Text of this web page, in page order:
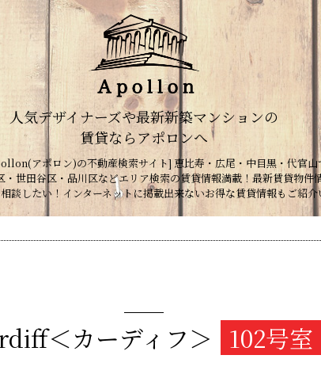
人気デザイナーズや最新新築マンションの
賃貸ならアポロンへ
アポロン)の不動産検索サイト] 恵比寿・広尾・中目黒・代官
・世田谷区・品川区などエリア検索の賃貸情報満載！最新賃貸物件
談したい！インターネットに掲載出来ないお得な賃貸情報もご紹
＜カーディフ＞ 102号室